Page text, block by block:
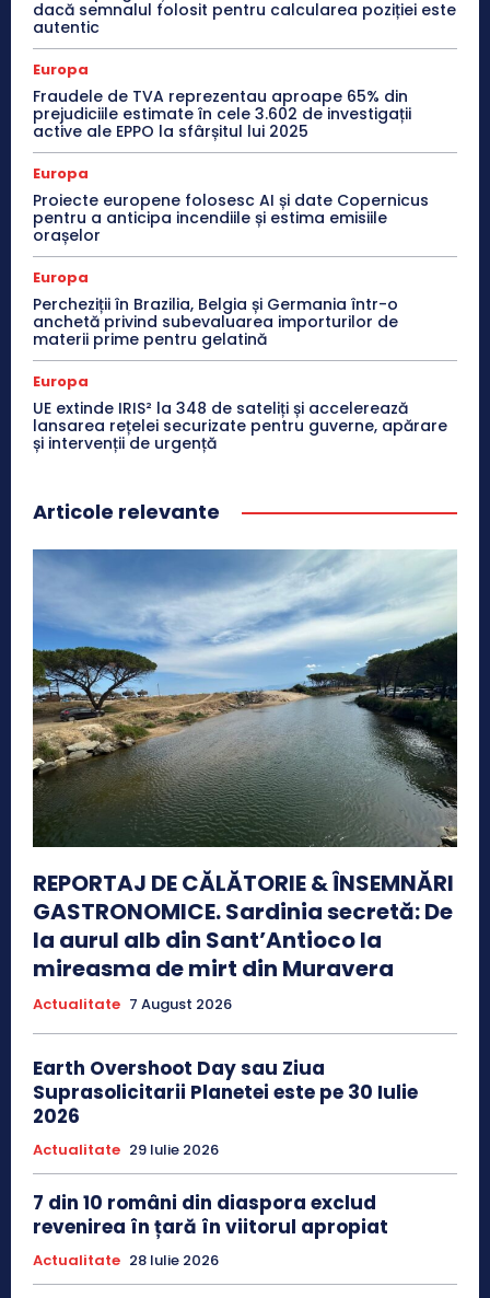
dacă semnalul folosit pentru calcularea poziției este
autentic
Europa
Fraudele de TVA reprezentau aproape 65% din
prejudiciile estimate în cele 3.602 de investigații
active ale EPPO la sfârșitul lui 2025
Europa
Proiecte europene folosesc AI și date Copernicus
pentru a anticipa incendiile și estima emisiile
orașelor
Europa
Percheziții în Brazilia, Belgia și Germania într-o
anchetă privind subevaluarea importurilor de
materii prime pentru gelatină
Europa
UE extinde IRIS² la 348 de sateliți și accelerează
lansarea rețelei securizate pentru guverne, apărare
și intervenții de urgență
Articole relevante
REPORTAJ DE CĂLĂTORIE & ÎNSEMNĂRI
GASTRONOMICE. Sardinia secretă: De
la aurul alb din Sant’Antioco la
mireasma de mirt din Muravera
Actualitate 7 August 2026
Earth Overshoot Day sau Ziua
Suprasolicitarii Planetei este pe 30 Iulie
2026
Actualitate 29 Iulie 2026
7 din 10 români din diaspora exclud
revenirea în țară în viitorul apropiat
Actualitate 28 Iulie 2026